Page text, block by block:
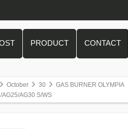
PRODUCT CONTACT
October 30
GAS BURNER OLYMPIA
AG30 S/WS